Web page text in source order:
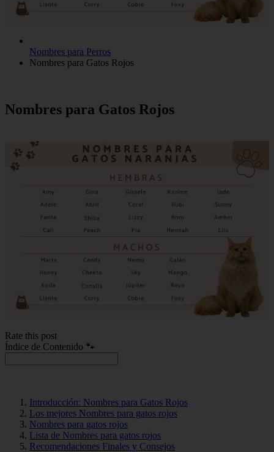
Nombres para Perros
Nombres para Gatos Rojos
Nombres para Gatos Rojos
Rate this post
Índice de Contenido 🐾
Introducción: Nombres para Gatos Rojos
Los mejores Nombres para gatos rojos
Nombres para gatos rojos
Lista de Nombres para gatos rojos
Recomendaciones Finales y Consejos